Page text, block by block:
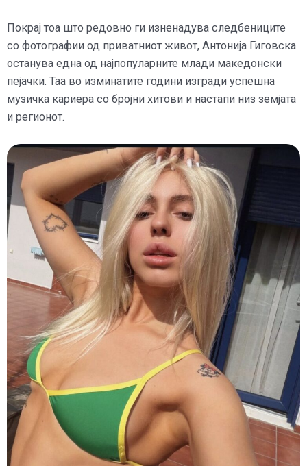
Покрај тоа што редовно ги изненадува следбениците
со фотографии од приватниот живот, Антонија Гиговска
останува една од најпопуларните млади македонски
пејачки. Таа во изминатите години изгради успешна
музичка кариера со бројни хитови и настапи низ земјата
и регионот.